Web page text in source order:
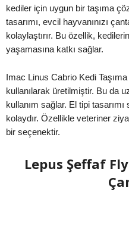
kediler için uygun bir taşıma
tasarımı, evcil hayvanınızı
kolaylaştırır. Bu özellik,
yaşamasına katkı sağlar.
Imac Linus Cabrio Kedi
kullanılarak üretilmiştir. Bu da
kullanım sağlar. El tipi
kolaydır. Özellikle veteriner
bir seçenektir.
Lepus Şeffaf